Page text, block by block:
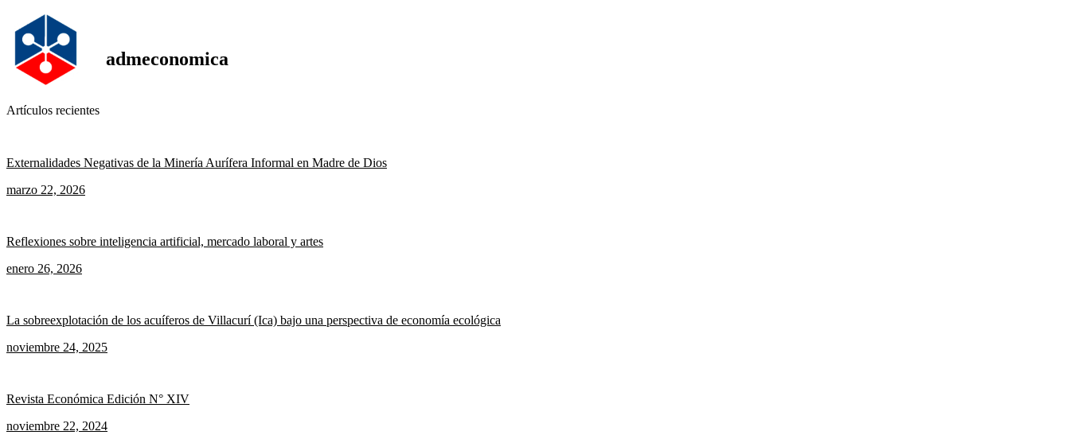
admeconomica
Artículos recientes
Externalidades Negativas de la Minería Aurífera Informal en Madre de Dios
marzo 22, 2026
Reflexiones sobre inteligencia artificial, mercado laboral y artes
enero 26, 2026
La sobreexplotación de los acuíferos de Villacurí (Ica) bajo una perspectiva de economía ecológica
noviembre 24, 2025
Revista Económica Edición N° XIV
noviembre 22, 2024